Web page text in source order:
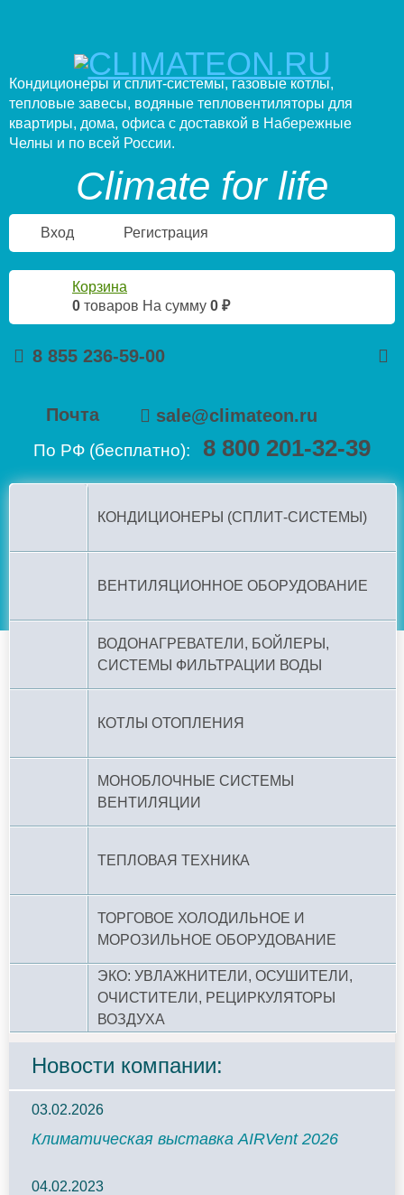
Кондиционеры и сплит-системы, газовые котлы,
тепловые завесы, водяные тепловентиляторы для
квартиры, дома, офиса с доставкой в Набережные
Челны и по всей России.
Climate for life
Вход Регистрация
Корзина
0 товаров На сумму 0 ₽
8 855 236-59-00
Почта sale@climateon.ru
По РФ (бесплатно): 8 800 201-32-39
КОНДИЦИОНЕРЫ (СПЛИТ-СИСТЕМЫ)
ВЕНТИЛЯЦИОННОЕ ОБОРУДОВАНИЕ
ВОДОНАГРЕВАТЕЛИ, БОЙЛЕРЫ,
СИСТЕМЫ ФИЛЬТРАЦИИ ВОДЫ
КОТЛЫ ОТОПЛЕНИЯ
МОНОБЛОЧНЫЕ СИСТЕМЫ
ВЕНТИЛЯЦИИ
ТЕПЛОВАЯ ТЕХНИКА
ТОРГОВОЕ ХОЛОДИЛЬНОЕ И
МОРОЗИЛЬНОЕ ОБОРУДОВАНИЕ
ЭКО: УВЛАЖНИТЕЛИ, ОСУШИТЕЛИ,
ОЧИСТИТЕЛИ, РЕЦИРКУЛЯТОРЫ
ВОЗДУХА
Новости компании:
03.02.2026
Климатическая выставка AIRVent 2026
04.02.2023